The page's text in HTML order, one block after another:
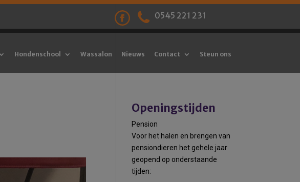
0545 221 231
Hondenschool Wassalon Nieuws Contact Steun ons
Openingstijden
Pension
Voor het halen en brengen van
pensiondieren het gehele jaar
geopend op onderstaande
tijden: